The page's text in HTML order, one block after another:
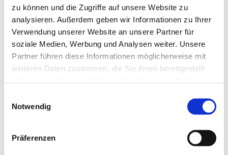
zu können und die Zugriffe auf unsere Website zu
analysieren. Außerdem geben wir Informationen zu Ihrer
Verwendung unserer Website an unsere Partner für
soziale Medien, Werbung und Analysen weiter. Unsere
Partner führen diese Informationen möglicherweise mit
weiteren Daten zusammen, die Sie ihnen bereitgestellt
Notwendig
Präferenzen